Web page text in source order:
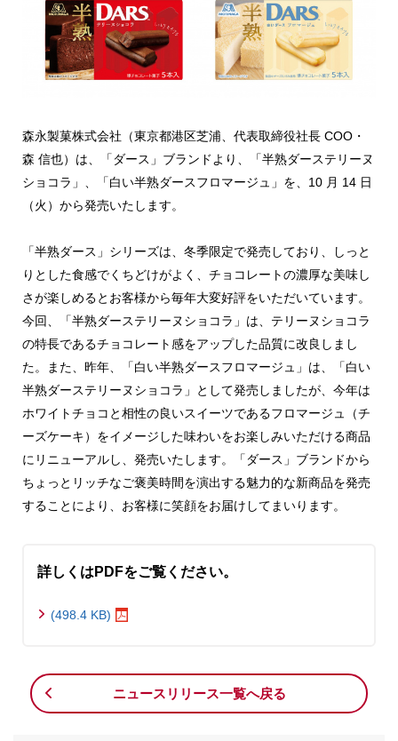
森永製菓株式会社（東京都港区芝浦、代表取締役社長 COO・
森 信也）は、「ダース」ブランドより、「半熟ダーステリーヌ
ショコラ」、「白い半熟ダースフロマージュ」を、10 月 14 日
（火）から発売いたします。
「半熟ダース」シリーズは、冬季限定で発売しており、しっと
りとした食感でくちどけがよく、チョコレートの濃厚な美味し
さが楽しめるとお客様から毎年大変好評をいただいています。
今回、「半熟ダーステリーヌショコラ」は、テリーヌショコラ
の特長であるチョコレート感をアップした品質に改良しまし
た。また、昨年、「白い半熟ダースフロマージュ」は、「白い
半熟ダーステリーヌショコラ」として発売しましたが、今年は
ホワイトチョコと相性の良いスイーツであるフロマージュ（チ
ーズケーキ）をイメージした味わいをお楽しみいただける商品
にリニューアルし、発売いたします。「ダース」ブランドから
ちょっとリッチなご褒美時間を演出する魅力的な新商品を発売
することにより、お客様に笑顔をお届けしてまいります。
詳しくはPDFをご覧ください。
(498.4 KB)
ニュースリリース一覧へ戻る